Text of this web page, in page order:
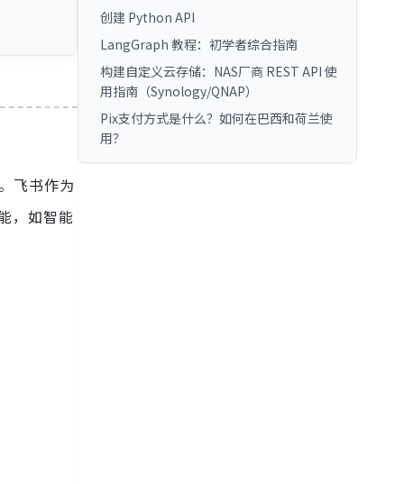
飞书作为
，如智能
创建 Python API
LangGraph 教程：初学者综合指南
构建自定义云存储：NAS厂商 REST API 使
用指南（Synology/QNAP）
Pix支付方式是什么？如何在巴西和荷兰使
用？